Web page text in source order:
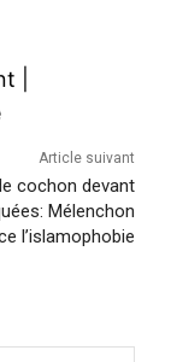
Article suivant
cochon devant
Mélenchon
l’islamophobie